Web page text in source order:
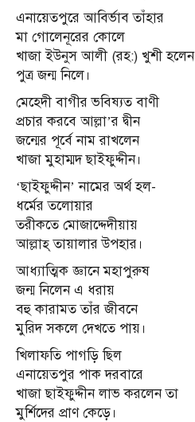
এনায়েতপুরে আবির্ভাব তাঁহার
মা গোলেনূরের কোলে
খাজা ইউনুস আলী (রহ:) খুশী হলেন
পুত্র জন্ম নিলে।
মেহেদী বাগীর ভবিষ্যত বাণী
প্রচার করবে আল্লা’র দ্বীন
জন্মের পূর্বে নাম রাখলেন
খাজা মুহাম্মদ ছাইফুদ্দীন।
‘ছাইফুদ্দীন’ নামের অর্থ হল-
ধর্মের তলোয়ার
তরীকতে মোজাদ্দেদীয়ায়
আল্লাহ্ তায়ালার উপহার।
আধ্যাত্মিক জ্ঞানে মহাপুরুষ
জন্ম নিলেন এ ধরায়
বহু কারামত তাঁর জীবনে
মুরিদ সকলে দেখতে পায়।
খিলাফতি পাগড়ি ছিল
এনায়েতপুর পাক দরবারে
খাজা ছাইফুদ্দীন লাভ করলেন তা
মুর্শিদের প্রাণ কেড়ে।